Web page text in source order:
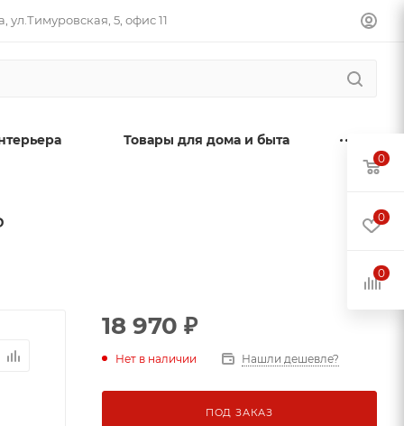
ул.Тимуровская, 5, офис 11
Товары для дома и быта
18 970 ₽
Нет в наличии Нашли дешевле?
ПОД ЗАКАЗ
0
0
0